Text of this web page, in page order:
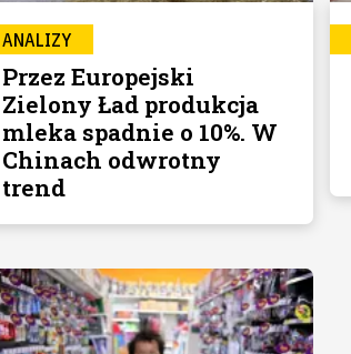
ANALIZY
Przez Europejski
Zielony Ład produkcja
mleka spadnie o 10%. W
Chinach odwrotny
trend